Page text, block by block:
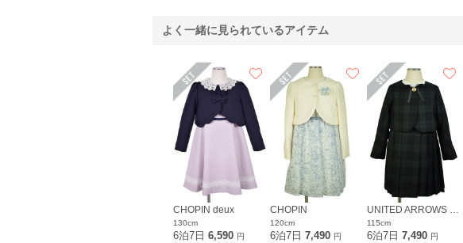
よく一緒に見られているアイテム
CHOPIN deux
130cm
6泊7日 6,590 円
CHOPIN
120cm
6泊7日7,490 円
UNITED ARROWS green label relaxing
115cm
6泊7日7,490 円